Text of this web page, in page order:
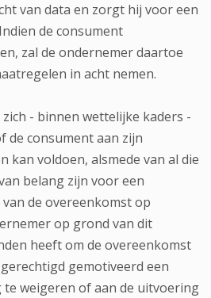
van data en zorgt hij voor een
de consument
zal de ondernemer daartoe
in acht nemen.
- binnen wettelijke kaders -
de consument aan zijn
kan voldoen, alsmede van al die
belang zijn voor een
de overeenkomst op
op grond van dit
heeft om de overeenkomst
gemotiveerd een
weigeren of aan de uitvoering